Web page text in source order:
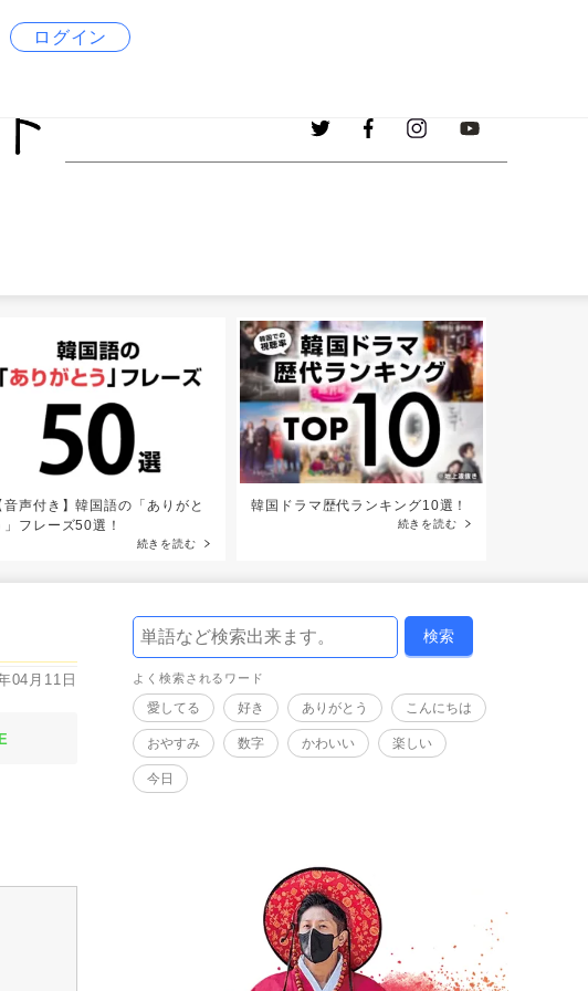
ログイン
音声付き】韓国語の「ありがと
」フレーズ50選！
続きを読む
韓国ドラマ歴代ランキング10選！
続きを読む
04月11日 よく検索されるワード
愛してる 好き ありがとう こんにちは
おやすみ 数字 かわいい 楽しい
今日